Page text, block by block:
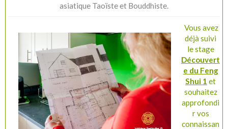
asiatique Taoïste et Bouddhiste.
Vous avez
déjà suivi
le stage
Découvert
e du Feng
Shui 1 et
souhaitez
approfondi
r vos
connaissan